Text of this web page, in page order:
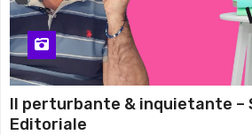
Il perturbante & inquietante –
Editoriale